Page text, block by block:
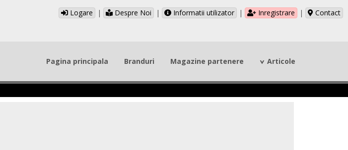
Logare | Despre Noi | Informatii utilizator | Inregistrare | Contact
Pagina principala Branduri Magazine partenere Articole